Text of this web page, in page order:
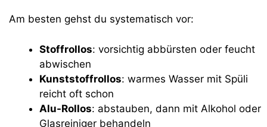
Am besten gehst du systematisch vor:
Stoffrollos: vorsichtig abbürsten oder feucht
abwischen
Kunststoffrollos: warmes Wasser mit Spüli
reicht oft schon
Alu-Rollos: abstauben, dann mit Alkohol oder
Glasreiniger behandeln